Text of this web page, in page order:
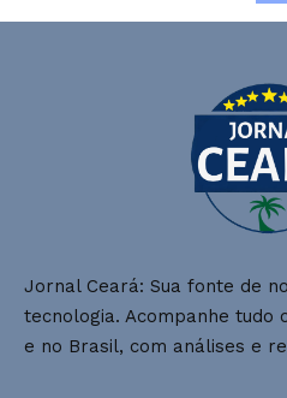
Jornal Ceará: Sua fonte de
tecnologia. Acompanhe tudo
e no Brasil, com análises e